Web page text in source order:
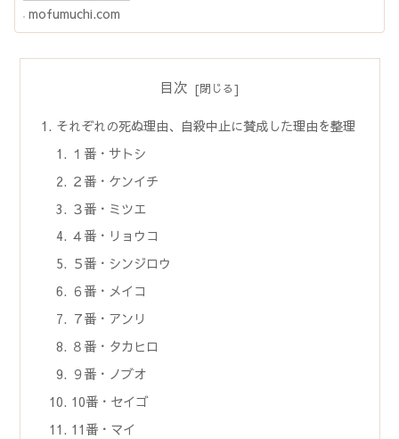
mofumuchi.com
目次
それぞれの死ぬ理由、自殺中止に賛成した理由を整理
１番・サトシ
２番・ケンイチ
３番・ミツエ
４番・リョウコ
５番・シンジロウ
６番・メイコ
７番・アンリ
８番・タカヒロ
９番・ノブオ
10番・セイゴ
11番・マイ